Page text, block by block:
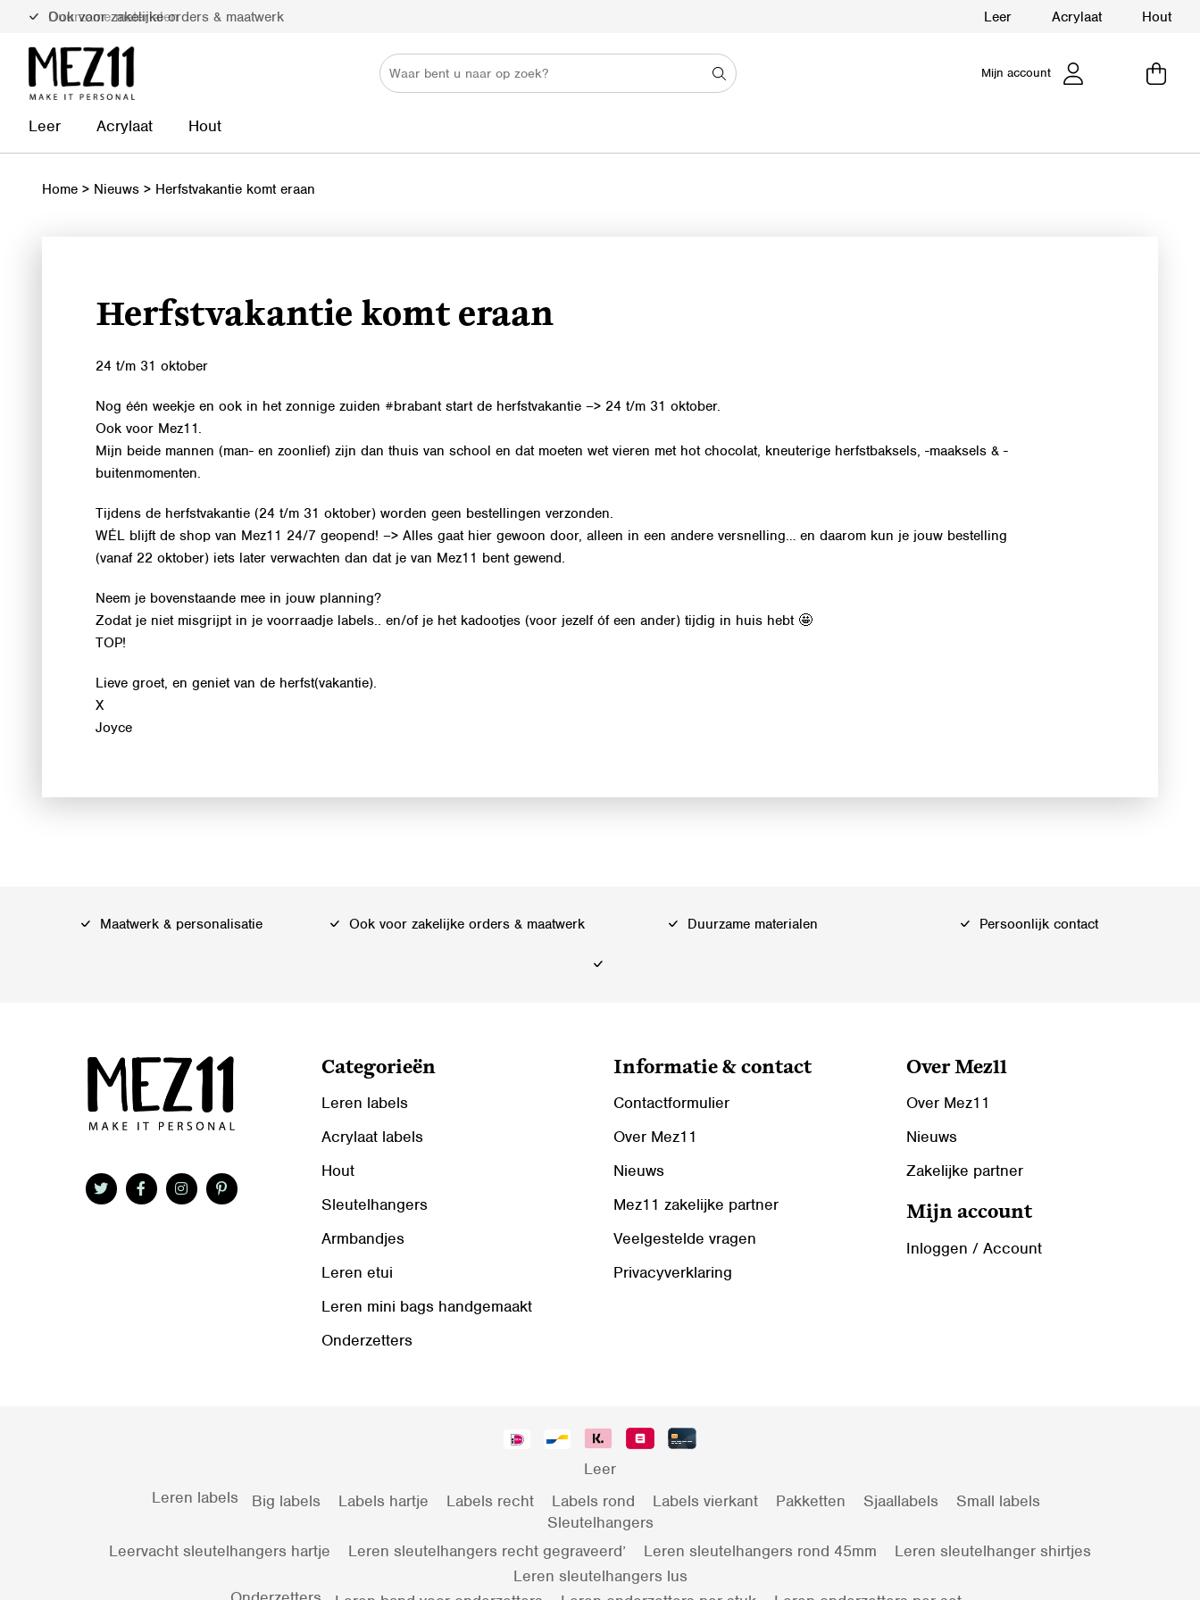
Ook voor zakelijke orders & maatwerk
Duurzame materialen Leer Acrylaat Hout
Mijn account
Leer Acrylaat Hout
Home > Nieuws > Herfstvakantie komt eraan
Herfstvakantie komt eraan
24 t/m 31 oktober
Nog één weekje en ook in het zonnige zuiden #brabantstart de herfstvakantie –> 24 t/m 31 oktober.
Ook voor Mez11.
Mijn beide mannen (man- en zoonlief) zijn dan thuis van school en dat moeten wet vieren met hot chocolat, kneuterige herfstbaksels, -maaksels & -
buitenmomenten.
Tijdens de herfstvakantie (24 t/m 31 oktober) worden geen bestellingen verzonden.
WÉL blijft de shop van Mez11 24/7 geopend! –> Alles gaat hier gewoon door, alleen in een andere versnelling… en daarom kun je jouw bestelling
(vanaf 22 oktober) iets later verwachten dan dat je van Mez11 bent gewend.
Neem je bovenstaande mee in jouw planning?
Zodat je niet misgrijpt in je voorraadje labels.. en/of je het kadootjes (voor jezelf óf een ander) tijdig in huis hebt 🤩
TOP!
Lieve groet, en geniet van de herfst(vakantie).
X
Joyce
Maatwerk & personalisatie Ook voor zakelijke orders & maatwerk Duurzame materialen Persoonlijk contact
Categorieën
Leren labels
Acrylaat labels
Hout
Sleutelhangers
Armbandjes
Leren etui
Leren mini bags handgemaakt
Onderzetters
Informatie & contact
Contactformulier
Over Mez11
Nieuws
Mez11 zakelijke partner
Veelgestelde vragen
Privacyverklaring
Over Mez11
Over Mez11
Nieuws
Zakelijke partner
Mijn account
Inloggen / Account
Leer
Leren labels
Big labels Labels hartje Labels recht Labels rond Labels vierkant Pakketten Sjaallabels
Small labels
Sleutelhangers
Leervacht sleutelhangers hartje
Leren sleutelhangers recht gegraveerd’ Leren sleutelhangers rond 45mm
Leren sleutelhanger shirtjes
Leren sleutelhangers lus